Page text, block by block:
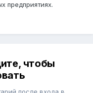
предприятиях.
чтобы